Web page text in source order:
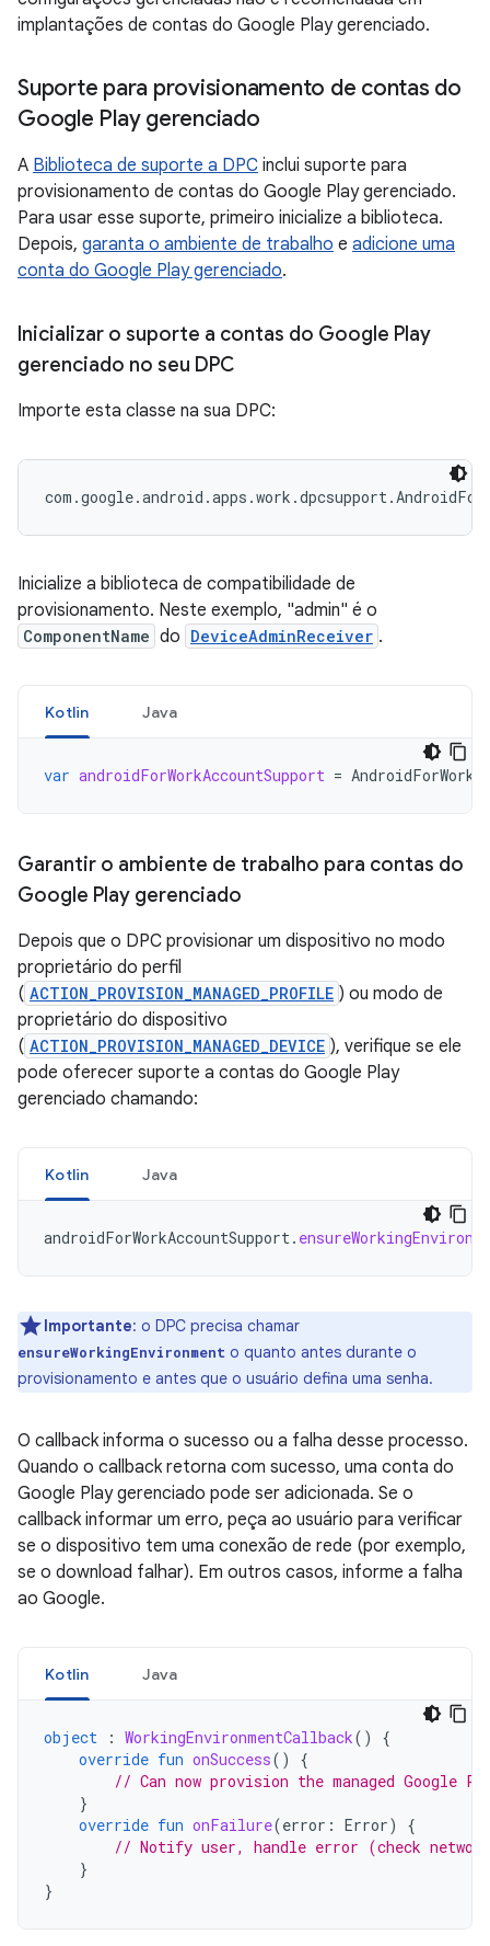
implantações de contas do Google Play gerenciado.
Suporte para provisionamento de contas do
Google Play gerenciado
A Biblioteca de suporte a DPC inclui suporte para
provisionamento de contas do Google Play gerenciado.
Para usar esse suporte, primeiro inicialize a biblioteca.
Depois, garanta o ambiente de trabalho e adicione uma
conta do Google Play gerenciado.
Inicializar o suporte a contas do Google Play
gerenciado no seu DPC
Importe esta classe na sua DPC:
Inicialize a biblioteca de compatibilidade de
provisionamento. Neste exemplo, "admin" é o
ComponentName do DeviceAdminReceiver .
Kotlin Java
var androidForWorkAccountSupport =
Garantir o ambiente de trabalho para contas do
Google Play gerenciado
Depois que o DPC provisionar um dispositivo no modo
proprietário do perfil
( ACTION_PROVISION_MANAGED_PROFILE ) ou modo de
proprietário do dispositivo
( ACTION_PROVISION_MANAGED_DEVICE ), verifique se ele
pode oferecer suporte a contas do Google Play
gerenciado chamando:
Kotlin Java
androidForWorkAccountSupport.
Importante: o DPC precisa chamar
ensureWorkingEnvironment o quanto antes durante o
provisionamento e antes que o usuário defina uma senha.
O callback informa o sucesso ou a falha desse processo.
Quando o callback retorna com sucesso, uma conta do
Google Play gerenciado pode ser adicionada. Se o
callback informar um erro, peça ao usuário para verificar
se o dispositivo tem uma conexão de rede (por exemplo,
se o download falhar). Em outros casos, informe a falha
ao Google.
Kotlin Java
object : WorkingEnvironmentCallback()
{
override fun onSuccess()
{
// Can now provision the managed Google
}
override fun onFailure(error : Error)
{
// Notify user, handle error (check
}
}